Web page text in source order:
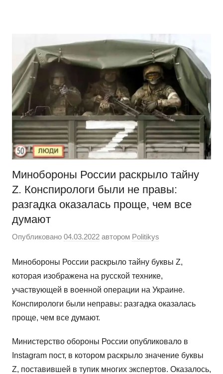
WordPress
Минобороны России раскрыло тайну
Z. Конспирологи были не правы:
разгадка оказалась проще, чем все
думают
Опубликовано 04.03.2022 автором Politikys
Минобороны России раскрыло тайну буквы Z,
которая изображена на русской технике,
участвующей в военной операции на Украине.
Конспирологи были неправы: разгадка оказалась
проще, чем все думают.
Министерство обороны России опубликовало в
Instagram пост, в котором раскрыло значение буквы
Z, поставившей в тупик многих экспертов. Оказалось,